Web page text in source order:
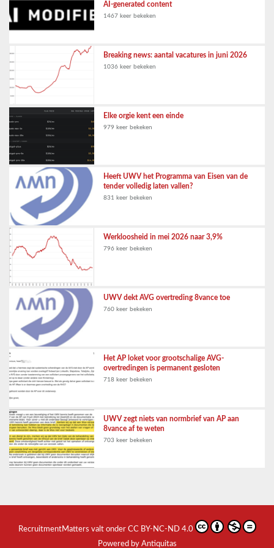
AI-generated content
1467 keer bekeken
Breaking news: aantal vacatures in juni 2026
1036 keer bekeken
Elke orgie kent een einde
979 keer bekeken
Heeft UWV het Programma van Eisen van de
tender volledig laten vallen?
831 keer bekeken
Werkloosheid in mei 2026 naar 3,9%
796 keer bekeken
UWV dekt AVG overtreding 8vance toe
760 keer bekeken
Het AP loket voor grootschalige AVG-
overtredingen is permanent gesloten
718 keer bekeken
UWV zegt niets van normbrief van AP aan
8vance af te weten
703 keer bekeken
RecruitmentMatters valt onder CC BY-NC-ND 4.0
Powered by Antiquitas